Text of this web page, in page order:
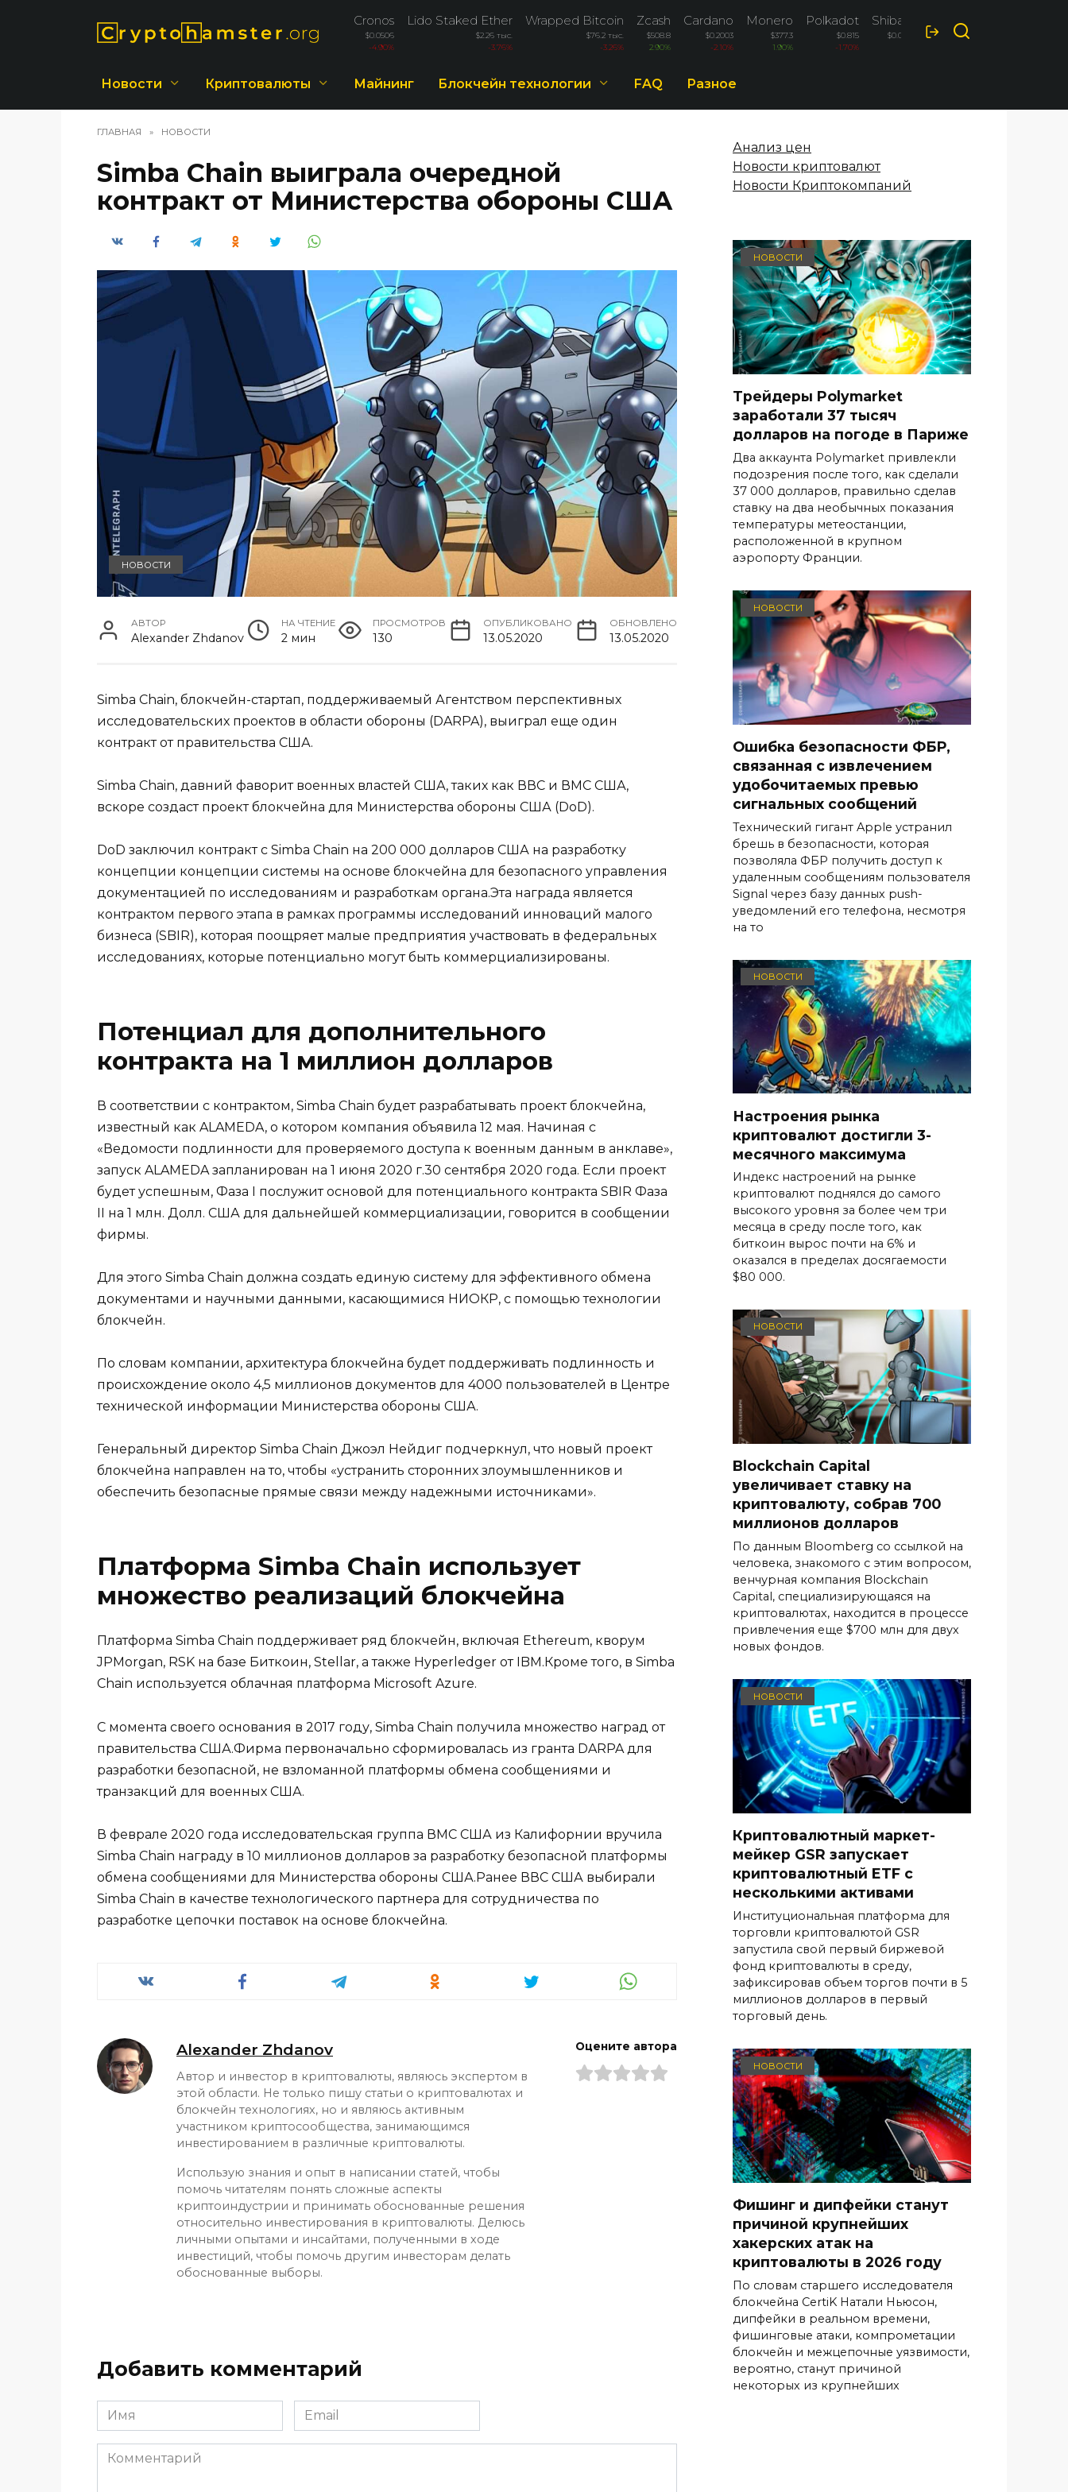
Cronos
$0.0506
-4.90%
Lido Staked Ether
$2.26 тыс.
-3.76%
Wrapped Bitcoin
$76.2 тыс.
-3.26%
Zcash
$508.8
2.90%
Cardano
$0.2003
-2.10%
Monero
$377.3
1.90%
Polkadot
$0.815
-1.70%
Shiba Inu
$0.000005
Новости Криптовалюты Майнинг Блокчейн технологии FAQ Разное
ГЛАВНАЯ » НОВОСТИ
Simba Chain выиграла очередной
контракт от Министерства обороны США
НОВОСТИ
АВТОР
Alexander Zhdanov
НА ЧТЕНИЕ
2 мин
ПРОСМОТРОВ
130
ОПУБЛИКОВАНО
13.05.2020
ОБНОВЛЕНО
13.05.2020
Simba Chain, блокчейн-стартап, поддерживаемый Агентством перспективных
исследовательских проектов в области обороны (DARPA), выиграл еще один
контракт от правительства США.
Simba Chain, давний фаворит военных властей США, таких как ВВС и ВМС США,
вскоре создаст проект блокчейна для Министерства обороны США (DoD).
DoD заключил контракт с Simba Chain на 200 000 долларов США на разработку
концепции концепции системы на основе блокчейна для безопасного управления
документацией по исследованиям и разработкам органа.Эта награда является
контрактом первого этапа в рамках программы исследований инноваций малого
бизнеса (SBIR), которая поощряет малые предприятия участвовать в федеральных
исследованиях, которые потенциально могут быть коммерциализированы.
Потенциал для дополнительного
контракта на 1 миллион долларов
В соответствии с контрактом, Simba Chain будет разрабатывать проект блокчейна,
известный как ALAMEDA, о котором компания объявила 12 мая. Начиная с
«Ведомости подлинности для проверяемого доступа к военным данным в анклаве»,
запуск ALAMEDA запланирован на 1 июня 2020 г.30 сентября 2020 года. Если проект
будет успешным, Фаза I послужит основой для потенциального контракта SBIR Фаза
II на 1 млн. Долл. США для дальнейшей коммерциализации, говорится в сообщении
фирмы.
Для этого Simba Chain должна создать единую систему для эффективного обмена
документами и научными данными, касающимися НИОКР, с помощью технологии
блокчейн.
По словам компании, архитектура блокчейна будет поддерживать подлинность и
происхождение около 4,5 миллионов документов для 4000 пользователей в Центре
технической информации Министерства обороны США.
Генеральный директор Simba Chain Джоэл Нейдиг подчеркнул, что новый проект
блокчейна направлен на то, чтобы «устранить сторонних злоумышленников и
обеспечить безопасные прямые связи между надежными источниками».
Платформа Simba Chain использует
множество реализаций блокчейна
Платформа Simba Chain поддерживает ряд блокчейн, включая Ethereum, кворум
JPMorgan, RSK на базе Биткоин, Stellar, а также Hyperledger от IBM.Кроме того, в Simba
Chain используется облачная платформа Microsoft Azure.
С момента своего основания в 2017 году, Simba Chain получила множество наград от
правительства США.Фирма первоначально сформировалась из гранта DARPA для
разработки безопасной, не взломанной платформы обмена сообщениями и
транзакций для военных США.
В феврале 2020 года исследовательская группа ВМС США из Калифорнии вручила
Simba Chain награду в 10 миллионов долларов за разработку безопасной платформы
обмена сообщениями для Министерства обороны США.Ранее ВВС США выбирали
Simba Chain в качестве технологического партнера для сотрудничества по
разработке цепочки поставок на основе блокчейна.
Alexander Zhdanov
Автор и инвестор в криптовалюты, являюсь экспертом в
этой области. Не только пишу статьи о криптовалютах и
блокчейн технологиях, но и являюсь активным
участником криптосообщества, занимающимся
инвестированием в различные криптовалюты.
Использую знания и опыт в написании статей, чтобы
помочь читателям понять сложные аспекты
криптоиндустрии и принимать обоснованные решения
относительно инвестирования в криптовалюты. Делюсь
личными опытами и инсайтами, полученными в ходе
инвестиций, чтобы помочь другим инвесторам делать
обоснованные выборы.
Оцените автора
Добавить комментарий
Имя
*
Email
*
Комментарий
Анализ цен
Новости криптовалют
Новости Криптокомпаний
НОВОСТИ
Трейдеры Polymarket
заработали 37 тысяч
долларов на погоде в Париже
Два аккаунта Polymarket привлекли
подозрения после того, как сделали
37 000 долларов, правильно сделав
ставку на два необычных показания
температуры метеостанции,
расположенной в крупном
аэропорту Франции.
НОВОСТИ
Ошибка безопасности ФБР,
связанная с извлечением
удобочитаемых превью
сигнальных сообщений
Технический гигант Apple устранил
брешь в безопасности, которая
позволяла ФБР получить доступ к
удаленным сообщениям пользователя
Signal через базу данных push-
уведомлений его телефона, несмотря
на то
НОВОСТИ
Настроения рынка
криптовалют достигли 3-
месячного максимума
Индекс настроений на рынке
криптовалют поднялся до самого
высокого уровня за более чем три
месяца в среду после того, как
биткоин вырос почти на 6% и
оказался в пределах досягаемости
$80 000.
НОВОСТИ
Blockchain Capital
увеличивает ставку на
криптовалюту, собрав 700
миллионов долларов
По данным Bloomberg со ссылкой на
человека, знакомого с этим вопросом,
венчурная компания Blockchain
Capital, специализирующаяся на
криптовалютах, находится в процессе
привлечения еще $700 млн для двух
новых фондов.
НОВОСТИ
Криптовалютный маркет-
мейкер GSR запускает
криптовалютный ETF с
несколькими активами
Институциональная платформа для
торговли криптовалютой GSR
запустила свой первый биржевой
фонд криптовалюты в среду,
зафиксировав объем торгов почти в 5
миллионов долларов в первый
торговый день.
НОВОСТИ
Фишинг и дипфейки станут
причиной крупнейших
хакерских атак на
криптовалюты в 2026 году
По словам старшего исследователя
блокчейна CertiK Натали Ньюсон,
дипфейки в реальном времени,
фишинговые атаки, компрометации
блокчейн и межцепочные уязвимости,
вероятно, станут причиной
некоторых из крупнейших